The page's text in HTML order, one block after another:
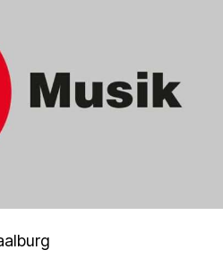
Kategorien